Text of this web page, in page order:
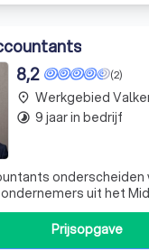
(2)
8,2
onderscheiden
uit het
geloven sterk in het
met elke cliënt,
is. Onze
Prijsopgave
place Werkgebied
timelapse 9 jaar in bedrijf